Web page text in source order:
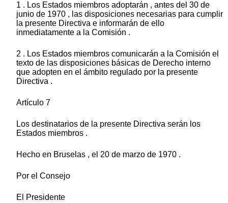
1 . Los Estados miembros adoptarán , antes del 30 de
junio de 1970 , las disposiciones necesarias para cumplir
la presente Directiva e informarán de ello
inmediatamente a la Comisión .
2 . Los Estados miembros comunicarán a la Comisión el
texto de las disposiciones básicas de Derecho interno
que adopten en el ámbito regulado por la presente
Directiva .
Artículo 7
Los destinatarios de la presente Directiva serán los
Estados miembros .
Hecho en Bruselas , el 20 de marzo de 1970 .
Por el Consejo
El Presidente